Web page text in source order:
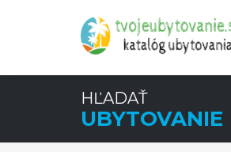
HĽADAŤ
UBYTOVANIE